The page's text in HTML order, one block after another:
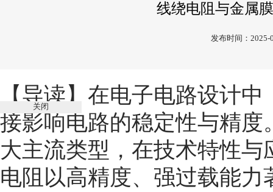
线绕电阻与金属
发布时间：2025-
【导读】在电子电路设计
接影响电路的稳定性与精
大主流类型，在技术特性
电阻以高精度、强过载能
关闭